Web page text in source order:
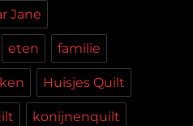
Jane
eten familie
Huisjes Quilt
konijnenquilt